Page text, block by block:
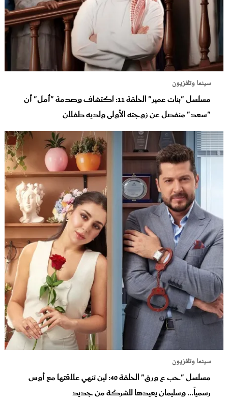
سينما وتلفزيون
مسلسل "بنات عمير" الحلقة 11: اكتشاف وصدمة "أمل" أن
"سعد" منفصل عن زوجته الأولى ولديه طفلان
سينما وتلفزيون
مسلسل "حب ع ورق" الحلقة 40: لين تنهي علاقتها مع أوس
رسمياً... وسليمان يعيدها للشركة من جديد